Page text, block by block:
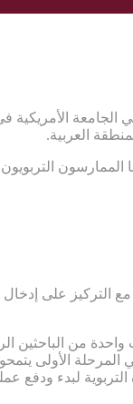
الجامعة الأمريكية
العربية.
الممارسون
مع التركيز على
من الباحثين
المرحلة الأولى
لبدء ودفع